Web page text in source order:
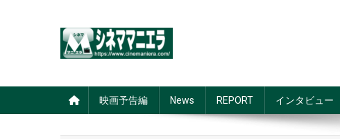
映画予告編 News REPORT インタビュー